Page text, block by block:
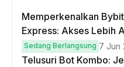
Memperkenalkan
Express: Akses Lebih
IPO Global!
Sedang Berlangsung 7 Jun
Telusuri Bot Kombo: